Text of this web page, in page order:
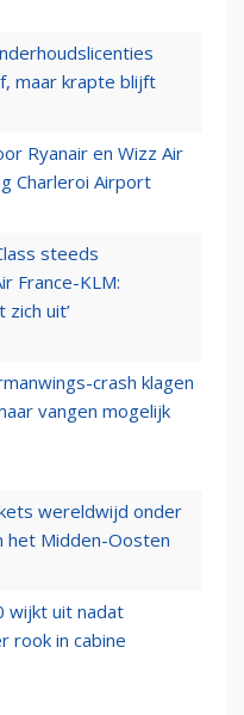
maar krapte blijft
Ryanair en Wizz Air
Charleroi Airport
steeds
France-KLM:
zich uit’
crash klagen
vangen mogelijk
wereldwijd onder
het Midden-Oosten
wijkt uit nadat
rook in cabine